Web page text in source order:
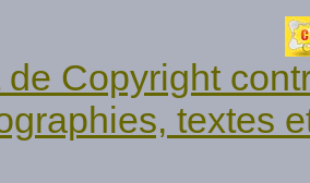
de Copyright
textes